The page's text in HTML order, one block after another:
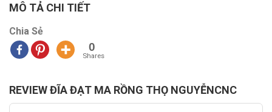
MÔ TẢ CHI TIẾT
Chia Sẻ
0
Shares
REVIEW ĐĨA ĐẠT MA RỒNG THỌ NGUYỄNCNC